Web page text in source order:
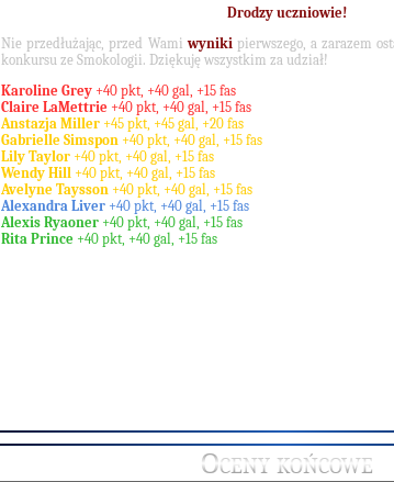
Drodzy uczniowie!
Nie przedłużając, przed Wamiwyniki pierwszego, a zarazem
konkursu ze Smokologii. Dziękuję wszystkim za udział!
Karoline Grey +40 pkt, +40 gal, +15 fas
Claire LaMettrie +40 pkt, +40 gal, +15 fas
Anstazja Miller +45 pkt, +45 gal, +20 fas
Gabrielle Simspon +40 pkt, +40 gal, +15 fas
Lily Taylor +40 pkt, +40 gal, +15 fas
Wendy Hill +40 pkt, +40 gal, +15 fas
Avelyne Taysson +40 pkt, +40 gal, +15 fas
Alexandra Liver +40 pkt, +40 gal, +15 fas
Alexis Ryaoner +40 pkt, +40 gal, +15 fas
Rita Prince +40 pkt, +40 gal, +15 fas
Oceny końcowe